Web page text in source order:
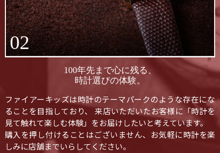
02
100年先まで心に残る、
時計選びの体験。
ファイアーキッズは時計のテーマパークのような存在にな
ることを目指しており、 来店いただいたお客様に「時計を
見て触れて楽しむ体験」をお届けしたいと考えています。
購入を押し付けることはございません、お気軽に時計を楽
しみに店舗までいらしてください。